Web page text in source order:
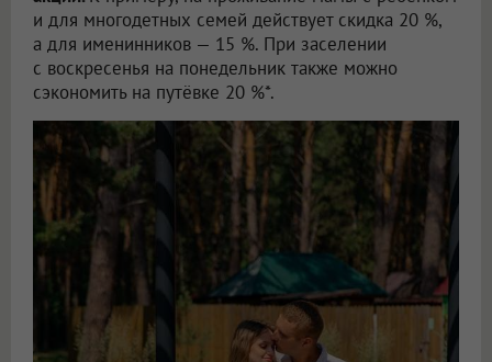
и для многодетных семей действует скидка 20 %,
а для именинников — 15 %. При заселении
с воскресенья на понедельник также можно
сэкономить на путёвке 20 %*.